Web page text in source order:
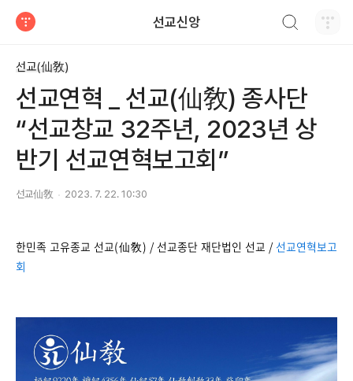
선교신앙
선교(仙敎)
선교연혁 _ 선교(仙敎) 종사단
“선교창교 32주년, 2023년 상
반기 선교연혁보고회”
선교仙敎 2023. 7. 22. 10:30
한민족 고유종교 선교(仙敎) / 선교종단 재단법인 선교 / 선교연혁보고
회